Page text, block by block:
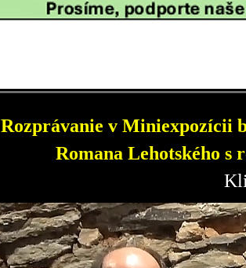
Rozprávanie v Miniexpozícii
Romana Lehotského s